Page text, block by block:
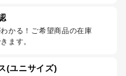
かる！ご希望商品の在庫
ます。
(ユニサイズ)